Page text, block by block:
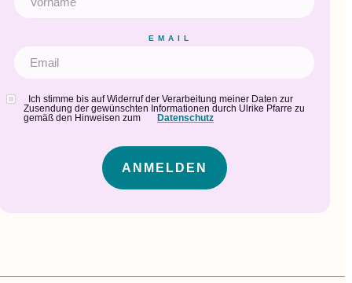
EMAIL
Ich stimme bis auf Widerruf der Verarbeitung meiner Daten zur
Zusendung der gewünschten Informationen durch Ulrike Pfarre zu
gemäß den Hinweisen zum
Datenschutz
ANMELDEN